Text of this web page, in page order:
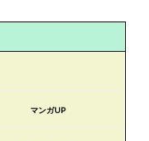
マンガUP